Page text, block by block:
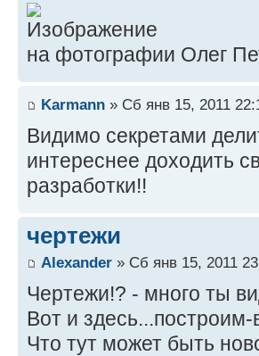
на фотографии Олег
Karmann » Сб янв 15, 2011
Видимо секретами
интереснее доходить
разработки!!
чертежи
Alexander » Сб янв 15, 2011
Чертежи!? - много ты
Вот и
Что тут может быть